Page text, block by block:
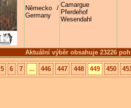
Aktuální výběr obsahuje 23226
Německo /
Germany
Camargue
Pferdehof
Wesendahl
5 6 7 ... 446 447 448 449 450